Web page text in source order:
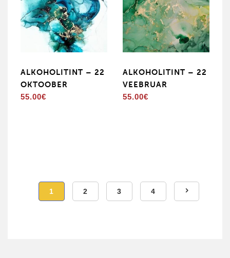
ALKOHOLITINT – 22
OKTOOBER
55.00€
ALKOHOLITINT – 22
VEEBRUAR
55.00€
1 2 3 4